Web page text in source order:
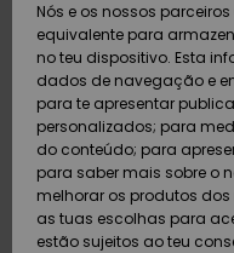
SURF
SNOW
DUPLA
PROMO
Nós e os nossos
equivalente para
no teu dispositivo. Esta
dados de navegação e
para te apresentar
personalizados; para
do conteúdo; para
para saber mais sobre o
melhorar os produtos
as tuas escolhas para
estão sujeitos ao teu